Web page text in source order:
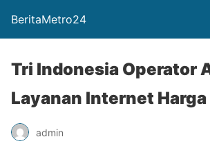
BeritaMetro24
Tri Indonesia Operator
Layanan Internet Harga
admin